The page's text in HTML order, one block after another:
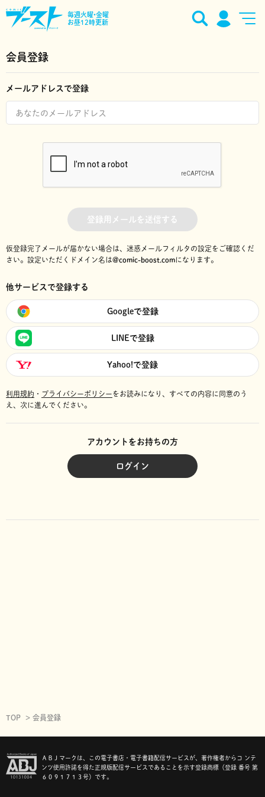
毎週火曜•金曜
お昼12時更新
会員登録
メールアドレスで登録
登録用メールを送信する
仮登録完了メールが届かない場合は、迷惑メールフィルタの設定をご確認くだ
さい。 設定いただくドメイン名は@comic-boost.comになります。
他サービスで登録する
Googleで登録
LINEで登録
Yahoo!で登録
利用規約 ・ プライバシーポリシーをお読みになり、 すべての内容に同意のう
え、次に進んでください。
アカウントをお持ちの方
ログイン
TOP 会員登録
ＡＢＪマークは、この電子書店・電子書籍配信サービスが、著作権者からコ ンテ
ンツ使用許諾を得た正規版配信サービスであることを示す登録商標（登録 番号 第
６０９１７１３号）です。